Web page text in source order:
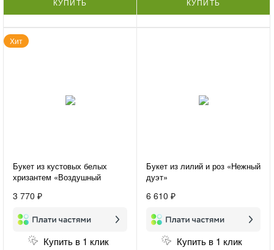
Хит
Букет из кустовых белых
хризантем «Воздушный
3 770 ₽
Купить в 1 клик
Букет из лилий и роз «Нежный
дуэт»
6 610 ₽
Купить в 1 клик